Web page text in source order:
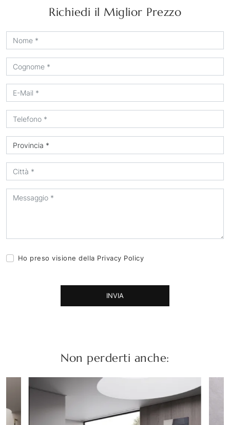
Richiedi il Miglior Prezzo
Ho preso visione della Privacy Policy
INVIA
Non perderti anche: